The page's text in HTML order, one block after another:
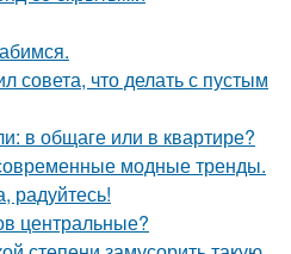
совета, что делать с пустым
в общаге или в квартире?
модные тренды.
радуйтесь!
центральные?